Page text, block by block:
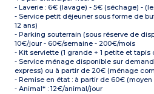
- Laverie : 6€ (lavage) - 5€ (séchage) -
- Service petit déjeuner sous forme de
12 ans)
- Parking souterrain (sous réserve de
10€/jour - 60€/semaine - 200€/mois
- Kit serviette (1 grande + 1 petite et tapis
- Service ménage disponible sur
express) ou à partir de 20€ (ménage
- Remise en état : à partir de 60€ (moyen
- Animal* : 12€/animal/jour